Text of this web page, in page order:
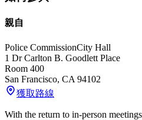
親自
Police CommissionCity Hall
1 Dr Carlton B. Goodlett Place
Room 400
San Francisco, CA 94102
獲取路線
With the return to in-person